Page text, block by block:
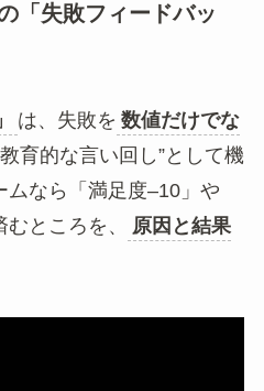
「失敗フィードバッ
は、失敗を 数値だけでな
教育的な言い回し”として機
なら「満足度–10」や
ところを、
原因と結果